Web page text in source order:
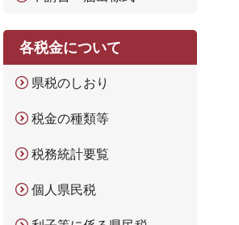
各税金について
県税のしおり
税金の種類等
税務統計要覧
個人県民税